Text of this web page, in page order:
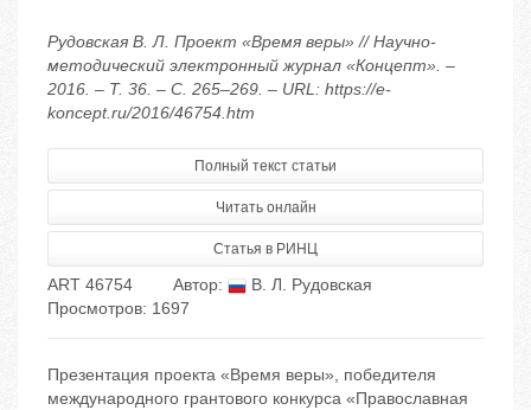
Рудовская В. Л. Проект «Время веры» // Научно-
методический электронный журнал «Концепт». –
2016. – Т. 36. – С. 265–269. – URL: https://e-
koncept.ru/2016/46754.htm
Полный текст статьи
Читать онлайн
Статья в РИНЦ
ART 46754 Автор:
В. Л. Рудовская
Просмотров: 1697
Презентация проекта «Время веры», победителя
международного грантового конкурса «Православная